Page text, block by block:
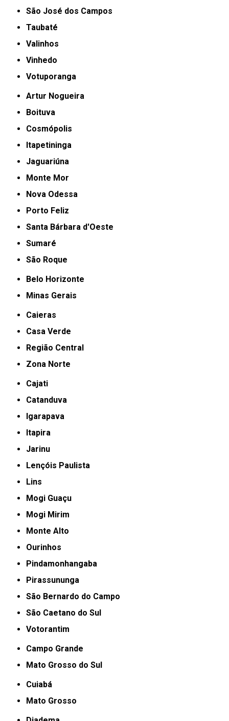
São José dos Campos
Taubaté
Valinhos
Vinhedo
Votuporanga
Artur Nogueira
Boituva
Cosmópolis
Itapetininga
Jaguariúna
Monte Mor
Nova Odessa
Porto Feliz
Santa Bárbara d'Oeste
Sumaré
São Roque
Belo Horizonte
Minas Gerais
Caieras
Casa Verde
Região Central
Zona Norte
Cajati
Catanduva
Igarapava
Itapira
Jarinu
Lençóis Paulista
Lins
Mogi Guaçu
Mogi Mirim
Monte Alto
Ourinhos
Pindamonhangaba
Pirassununga
São Bernardo do Campo
São Caetano do Sul
Votorantim
Campo Grande
Mato Grosso do Sul
Cuiabá
Mato Grosso